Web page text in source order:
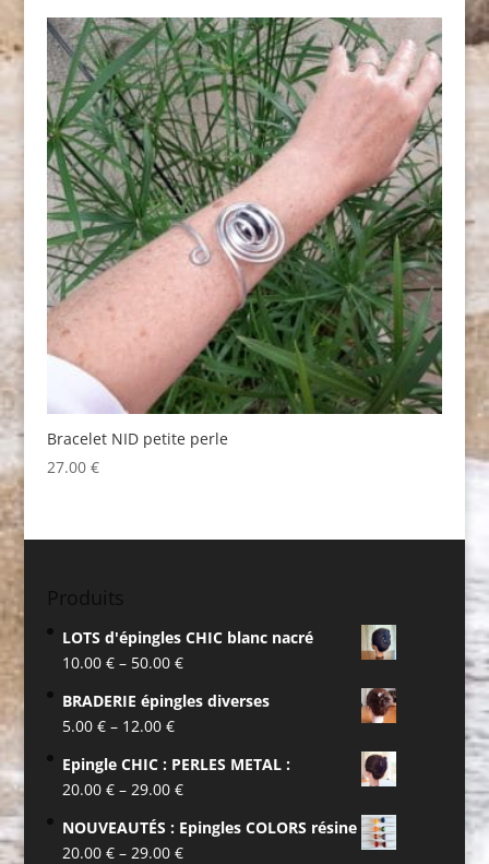
54.00 €.47.00 €.
Bracelet NID petite perle
27.00 €
Produits
LOTS d'épingles CHIC blanc nacré
10.00 €– 50.00 €
BRADERIE épingles diverses
5.00 €– 12.00 €
Epingle CHIC : PERLES METAL :
20.00 €– 29.00 €
NOUVEAUTÉS : Epingles COLORS résine
20.00 €– 29.00 €